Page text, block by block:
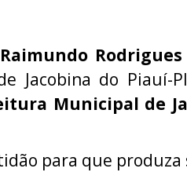
Raimundo Rodrigues
Jacobina do Piauí-
Municipal de
para que